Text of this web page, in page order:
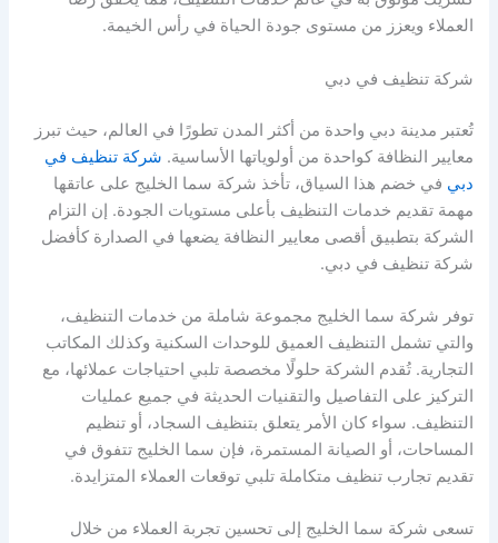
العملاء ويعزز من مستوى جودة الحياة في رأس الخيمة.
شركة تنظيف في دبي
تُعتبر مدينة دبي واحدة من أكثر المدن تطورًا في العالم، حيث تبرز
معايير النظافة كواحدة من أولوياتها الأساسية. شركة تنظيف في
دبي في خضم هذا السياق، تأخذ شركة سما الخليج على عاتقها
مهمة تقديم خدمات التنظيف بأعلى مستويات الجودة. إن التزام
الشركة بتطبيق أقصى معايير النظافة يضعها في الصدارة كأفضل
شركة تنظيف في دبي.
توفر شركة سما الخليج مجموعة شاملة من خدمات التنظيف،
والتي تشمل التنظيف العميق للوحدات السكنية وكذلك المكاتب
التجارية. تُقدم الشركة حلولًا مخصصة تلبي احتياجات عملائها، مع
التركيز على التفاصيل والتقنيات الحديثة في جميع عمليات
التنظيف. سواء كان الأمر يتعلق بتنظيف السجاد، أو تنظيم
المساحات، أو الصيانة المستمرة، فإن سما الخليج تتفوق في
تقديم تجارب تنظيف متكاملة تلبي توقعات العملاء المتزايدة.
تسعى شركة سما الخليج إلى تحسين تجربة العملاء من خلال